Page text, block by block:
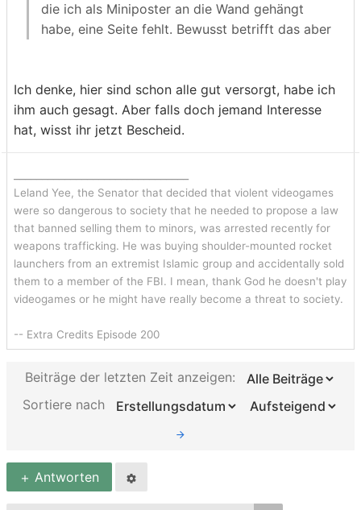
die ich als Miniposter an die Wand gehängt
habe, eine Seite fehlt. Bewusst betrifft das aber
guten Zustand.
Die CDs zu den Heften habe ich auch noch.
Die Hefte liegen seit Jahren im Schrank und ich
mal was nachgeschlagen habe, bin ich auf Eure
Seite gegangen.
Es macht keinen Sinn, die
weiterhin zu lagern. Den Platz kann ich besser
nutzen.
Ich möchte nichts dafür haben und würde die
die Versandkosten haben. Hab mal auf ebay
geschaut, da werden die Hefte teilweise für 10
Euro angeboten. Aber ob die auch weggehen,
darum zu kümmern habe ich nicht bzw. ist mir
Ich denke, hier sind schon alle gut versorgt, habe ich
ihm auch gesagt. Aber falls doch jemand Interesse
hat, wisst ihr jetzt Bescheid.
Leland Yee, the Senator that decided that violent videogames
were so dangerous to society that he needed to propose a law
that banned selling them to minors, was arrested recently for
weapons trafficking. He was buying shoulder-mounted rocket
launchers from an extremist Islamic group and accidentally sold
them to a member of the FBI. I mean, thank God he doesn't play
videogames or he might have really become a threat to society.
-- Extra Credits Episode 200
Beiträge der letzten Zeit anzeigen:
Sortiere nach
Antworten